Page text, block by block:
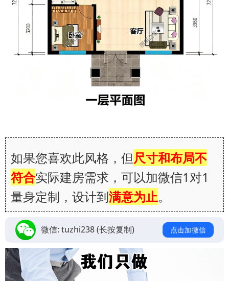
如果您喜欢此风格，但尺寸和布局不
符合实际建房需求，可以加微信1对1
量身定制，设计到满意为止。
微信: tuzhi238(长按复制) 点击加微信